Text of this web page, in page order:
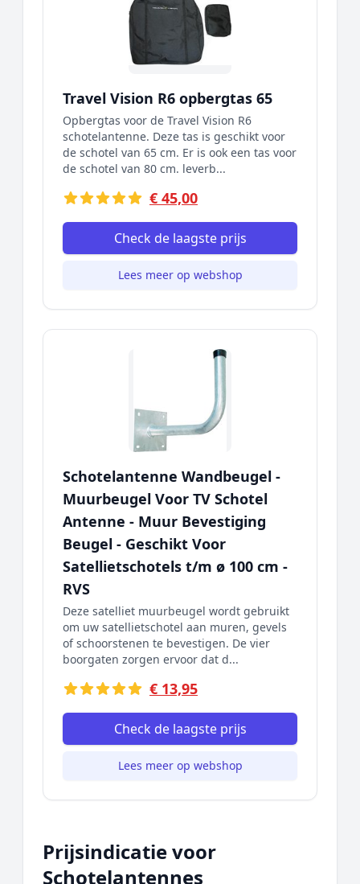
Travel Vision R6 opbergtas 65
Opbergtas voor de Travel Vision R6
schotelantenne. Deze tas is geschikt voor
de schotel van 65 cm. Er is ook een tas voor
de schotel van 80 cm. leverb...
€ 45,00
Check de laagste prijs
Lees meer op webshop
Schotelantenne Wandbeugel -
Muurbeugel Voor TV Schotel
Antenne - Muur Bevestiging
Beugel - Geschikt Voor
Satellietschotels t/m ø 100 cm -
RVS
Deze satelliet muurbeugel wordt gebruikt
om uw satellietschotel aan muren, gevels
of schoorstenen te bevestigen. De vier
boorgaten zorgen ervoor dat d...
€ 13,95
Check de laagste prijs
Lees meer op webshop
Prijsindicatie voor
Schotelantennes